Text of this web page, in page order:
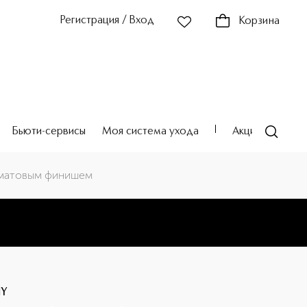
Регистрация / Вход Корзина
Бьюти-сервисы Моя система ухода Акции
финишем